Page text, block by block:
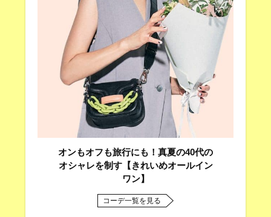
オンもオフも旅行にも！真夏の40代の
オシャレを制す【きれいめオールイン
ワン】
コーデ一覧を見る